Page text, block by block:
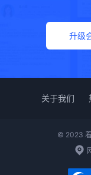
升级
关于我们
© 2023